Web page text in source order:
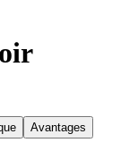
Avantages